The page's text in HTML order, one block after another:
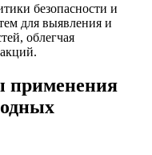
безопасности и
для выявления и
облегчая
применения